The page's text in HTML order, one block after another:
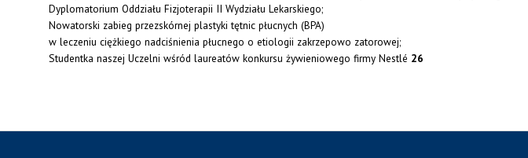
Dyplomatorium Oddziału Fizjoterapii II Wydziału Lekarskiego;
Nowatorski zabieg przezskórnej plastyki tętnic płucnych (BPA)
w leczeniu ciężkiego nadciśnienia płucnego o etiologii zakrzepowo zatorowej;
Studentka naszej Uczelni wśród laureatów konkursu żywieniowego firmy Nestlé 26